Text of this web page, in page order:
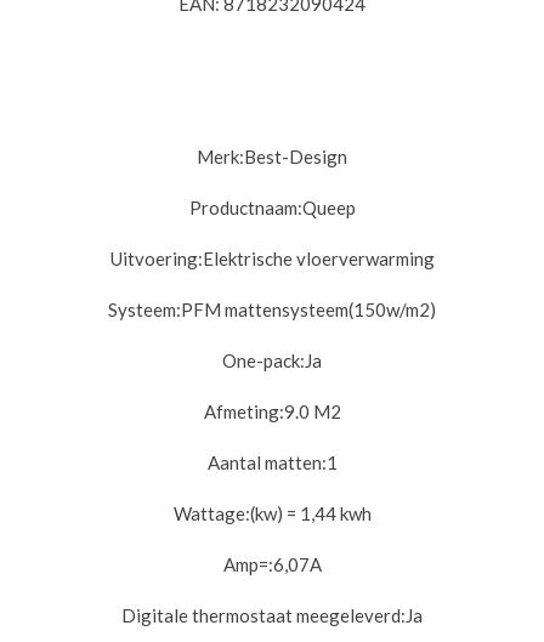
Merk:Best-Design
Productnaam:Queep
Uitvoering:Elektrische vloerverwarming
Systeem:PFM mattensysteem(150w/m2)
One-pack:Ja
Afmeting:9.0 M2
Aantal matten:1
Wattage:(kw) = 1,44 kwh
Amp=:6,07A
Digitale thermostaat meegeleverd:Ja